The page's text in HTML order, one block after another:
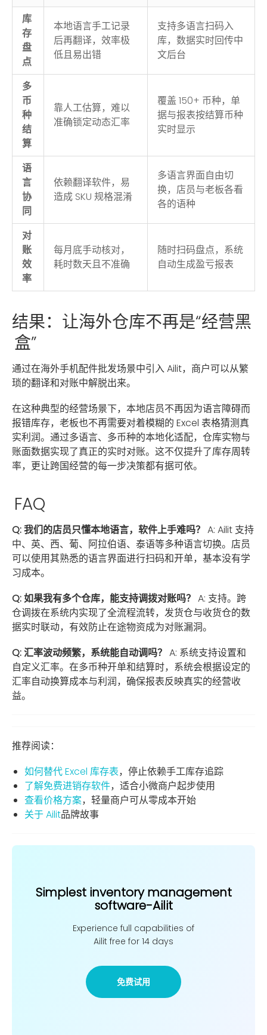
库
存
盘
点
本地语言手工记录
后再翻译，效率极
低且易出错
支持多语言扫码入
库，数据实时回传中
文后台
多
币
种
结
算
靠人工估算，难以
准确锁定动态汇率
覆盖 150+ 币种，单
据与报表按结算币种
实时显示
语
言
协
同
依赖翻译软件，易
造成 SKU 规格混淆
多语言界面自由切
换，店员与老板各看
各的语种
对
账
效
率
每月底手动核对，
耗时数天且不准确
随时扫码盘点，系统
自动生成盈亏报表
结果：让海外仓库不再是“经营黑
盒”
通过在海外手机配件批发场景中引入 Ailit，商户可以从繁
琐的翻译和对账中解脱出来。
在这种典型的经营场景下，本地店员不再因为语言障碍而
报错库存，老板也不再需要对着模糊的 Excel 表格猜测真
实利润。通过多语言、多币种的本地化适配，仓库实物与
账面数据实现了真正的实时对账。这不仅提升了库存周转
率，更让跨国经营的每一步决策都有据可依。
FAQ
Q: 我们的店员只懂本地语言，软件上手难吗？ A: Ailit 支持
中、英、西、葡、阿拉伯语、泰语等多种语言切换。店员
可以使用其熟悉的语言界面进行扫码和开单，基本没有学
习成本。
Q: 如果我有多个仓库，能支持调拨对账吗？ A: 支持。跨
仓调拨在系统内实现了全流程流转，发货仓与收货仓的数
据实时联动，有效防止在途物资成为对账漏洞。
Q: 汇率波动频繁，系统能自动调吗？ A: 系统支持设置和
自定义汇率。在多币种开单和结算时，系统会根据设定的
汇率自动换算成本与利润，确保报表反映真实的经营收
益。
推荐阅读：
如何替代 Excel 库存表，停止依赖手工库存追踪
了解免费进销存软件，适合小微商户起步使用
查看价格方案，轻量商户可从零成本开始
关于 Ailit品牌故事
Simplest inventory management
software-Ailit
Experience full capabilities of
Ailit free for 14 days
免费试用